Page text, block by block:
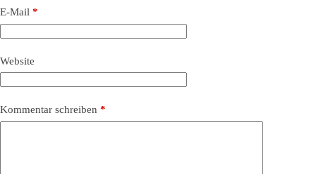
E-Mail *
Website
Kommentar schreiben *